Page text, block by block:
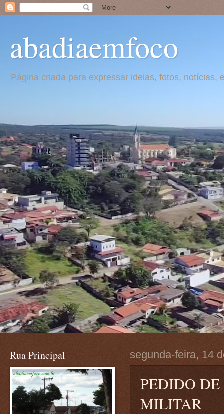
abadiaemfoco
Página criada para expressar ideias, fotos,
segunda-feira, 14
PEDIDO
MILITAR
Rua Principal